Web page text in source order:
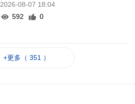
2026-08-07 18:04
592
0
+更多（ 351 ）